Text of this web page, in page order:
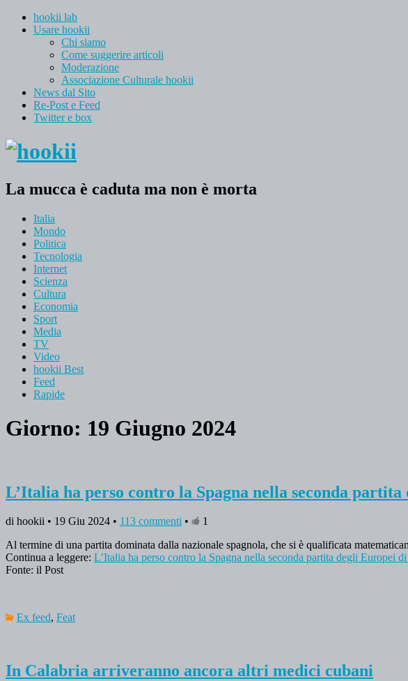
hookii lab
Usare hookii
Chi siamo
Come suggerire articoli
Moderazione
Associazione Culturale hookii
News dal Sito
Re-Post e Feed
Twitter e box
La mucca è caduta ma non è morta
Italia
Mondo
Politica
Tecnologia
Internet
Scienza
Cultura
Economia
Sport
Media
TV
Video
hookii Best
Feed
Rapide
Giorno: 19 Giugno 2024
L’Italia ha perso contro la Spagna nella seconda
di hookii • 19 Giu 2024 • 113 commenti •
1
Al termine di una partita dominata dalla nazionale spagnola, che si è qualificata
Continua a leggere: L’Italia ha perso contro la Spagna nella seconda partita degli Europei
Fonte: il Post
Ex feed, Feat
In Calabria arriveranno ancora altri medici cubani